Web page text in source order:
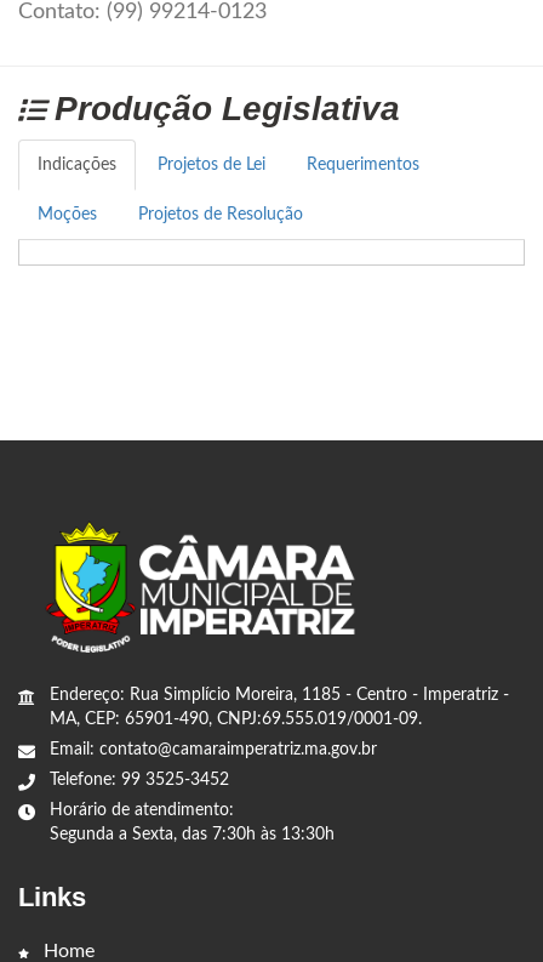
Contatos:
(99) 99214-0123 Assessoria
gab.ver.flamarionamaral.camaraitz@gmail.com
Redes Sociais:
Contato: (99) 99214-0123
Produção Legislativa
Indicações Projetos de Lei Requerimentos
Moções Projetos de Resolução
Endereço: Rua Simplício Moreira, 1185 - Centro - Imperatriz -
MA, CEP: 65901-490, CNPJ:69.555.019/0001-09.
Email: contato@camaraimperatriz.ma.gov.br
Telefone: 99 3525-3452
Horário de atendimento:
Segunda a Sexta, das 7:30h às 13:30h
Links
Home